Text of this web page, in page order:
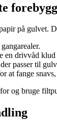
på gulvet.
en drivvåd
passer til
at fange
og bruge